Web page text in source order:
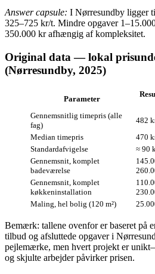
Answer capsule: I Nørresundby ligger
325–725 kr/t. Mindre opgaver
350.000 kr afhængig af kompleksitet.
Original data — lokal
(Nørresundby, 2025)
Parameter
Gennemsnitlig timepris (alle
fag)
482
Median timepris
470
Standardafvigelse
≈ 90
Gennemsnit, komplet
badeværelse
Gennemsnit, komplet
køkkeninstallation
Maling, hel bolig (120 m²)
Bemærk: tallene ovenfor er baseret på
tilbud og afsluttede opgaver i
pejlemærke, men hvert projekt er
og skjulte arbejder påvirker prisen.